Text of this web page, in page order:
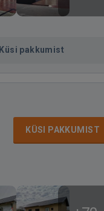
Küsi pakkumist
KÜSI PAKKUMIST